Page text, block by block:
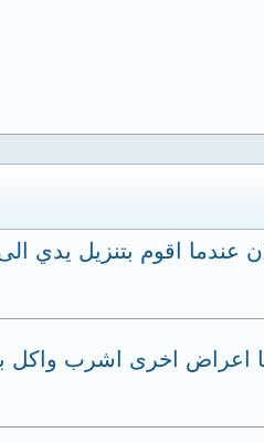
عندما اقوم بتنزيل يدي
اعراض اخرى اشرب